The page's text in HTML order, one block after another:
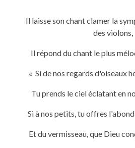
Il laisse son chant clamer la
des violons,
Il répond du chant le plus
« Si de nos regards d'oiseaux
Tu prends le ciel éclatant en
Si à nos petits, tu offres
Et du vermisseau, que Dieu